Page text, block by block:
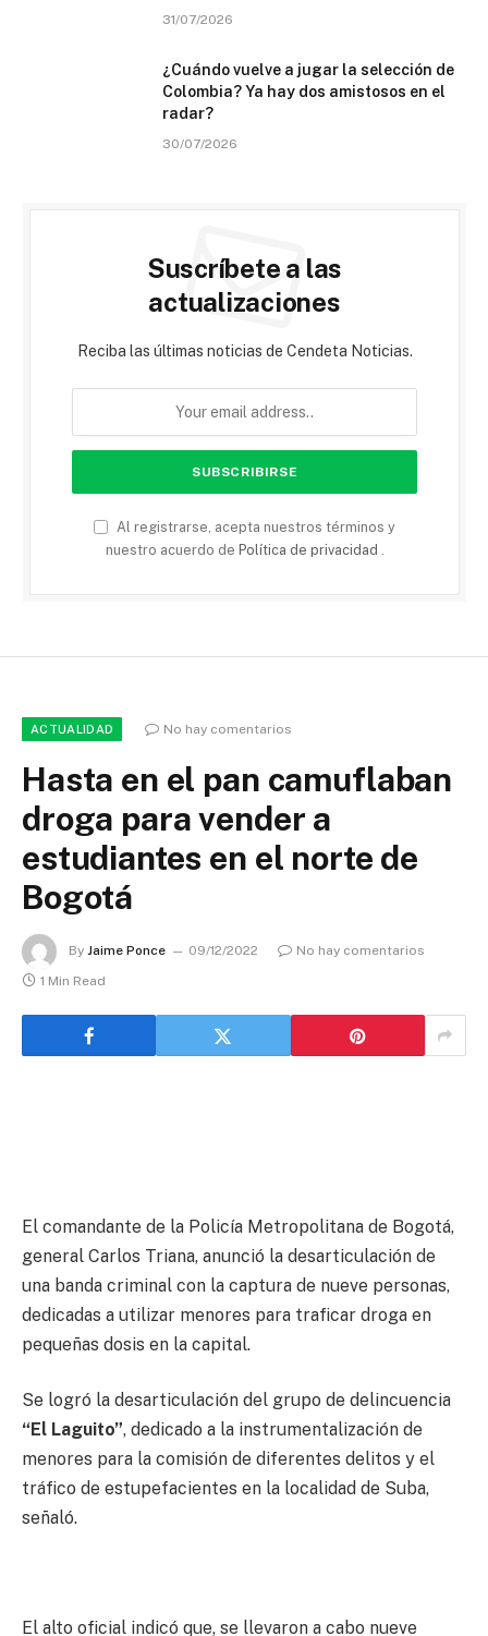
31/07/2026
¿Cuándo vuelve a jugar la selección de
Colombia? Ya hay dos amistosos en el
radar?
30/07/2026
Suscríbete a las
actualizaciones
Reciba las últimas noticias de Cendeta Noticias.
Al registrarse, acepta nuestros términos y
nuestro acuerdo de Política de privacidad .
ACTUALIDAD No hay comentarios
Hasta en el pan camuflaban
droga para vender a
estudiantes en el norte de
Bogotá
By Jaime Ponce 09/12/2022
No hay comentarios
1 Min Read
El comandante de la Policía Metropolitana de Bogotá,
general Carlos Triana, anunció la desarticulación de
una banda criminal con la captura de nueve personas,
dedicadas a utilizar menores para traficar droga en
pequeñas dosis en la capital.
Se logró la desarticulación del grupo de delincuencia
“El Laguito”, dedicado a la instrumentalización de
menores para la comisión de diferentes delitos y el
tráfico de estupefacientes en la localidad de Suba,
señaló.
El alto oficial indicó que, se llevaron a cabo nueve